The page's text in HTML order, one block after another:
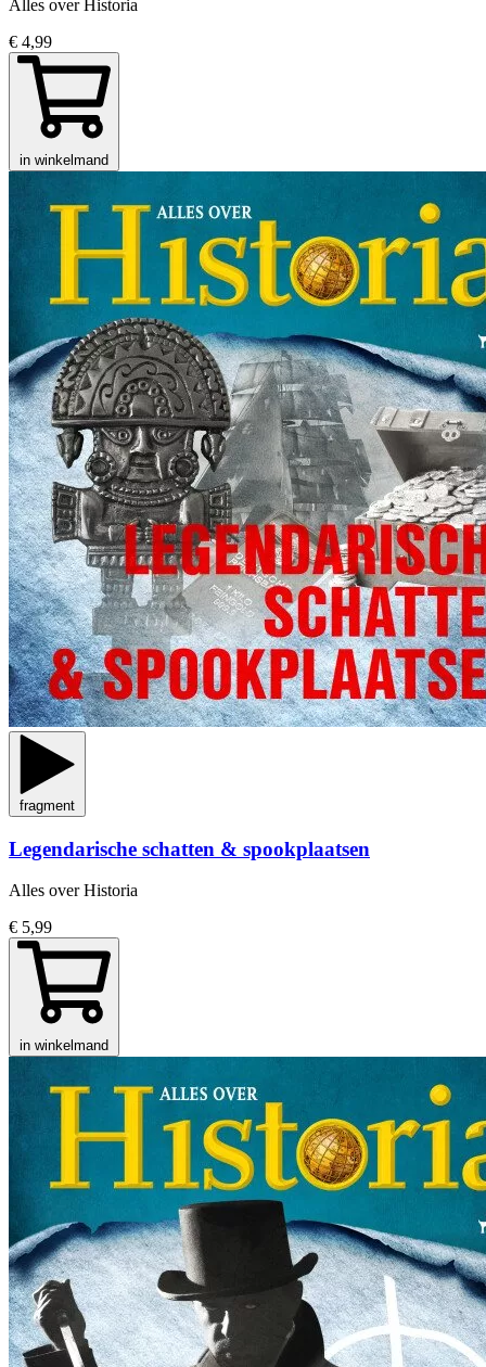
Alles over Historia
€ 4,99
in winkelmand
fragment
Legendarische schatten & spookplaatsen
Alles over Historia
€ 5,99
in winkelmand